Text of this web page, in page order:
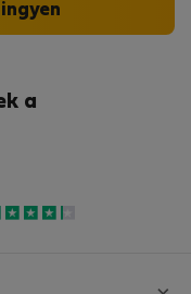
a